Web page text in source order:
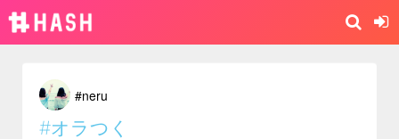
#neru
#オラつく